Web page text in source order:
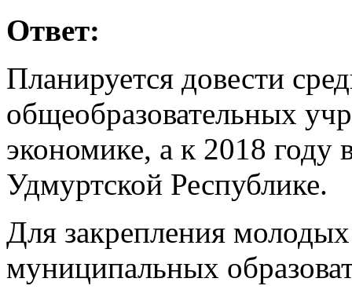
Ответ:
Планируется довести
общеобразовательных
экономике, а к 2018 году
Удмуртской Республике.
Для закрепления
муниципальных